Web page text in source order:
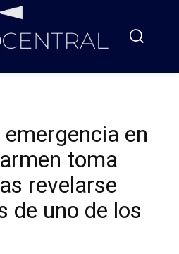
en
toma
revelarse
de uno de los